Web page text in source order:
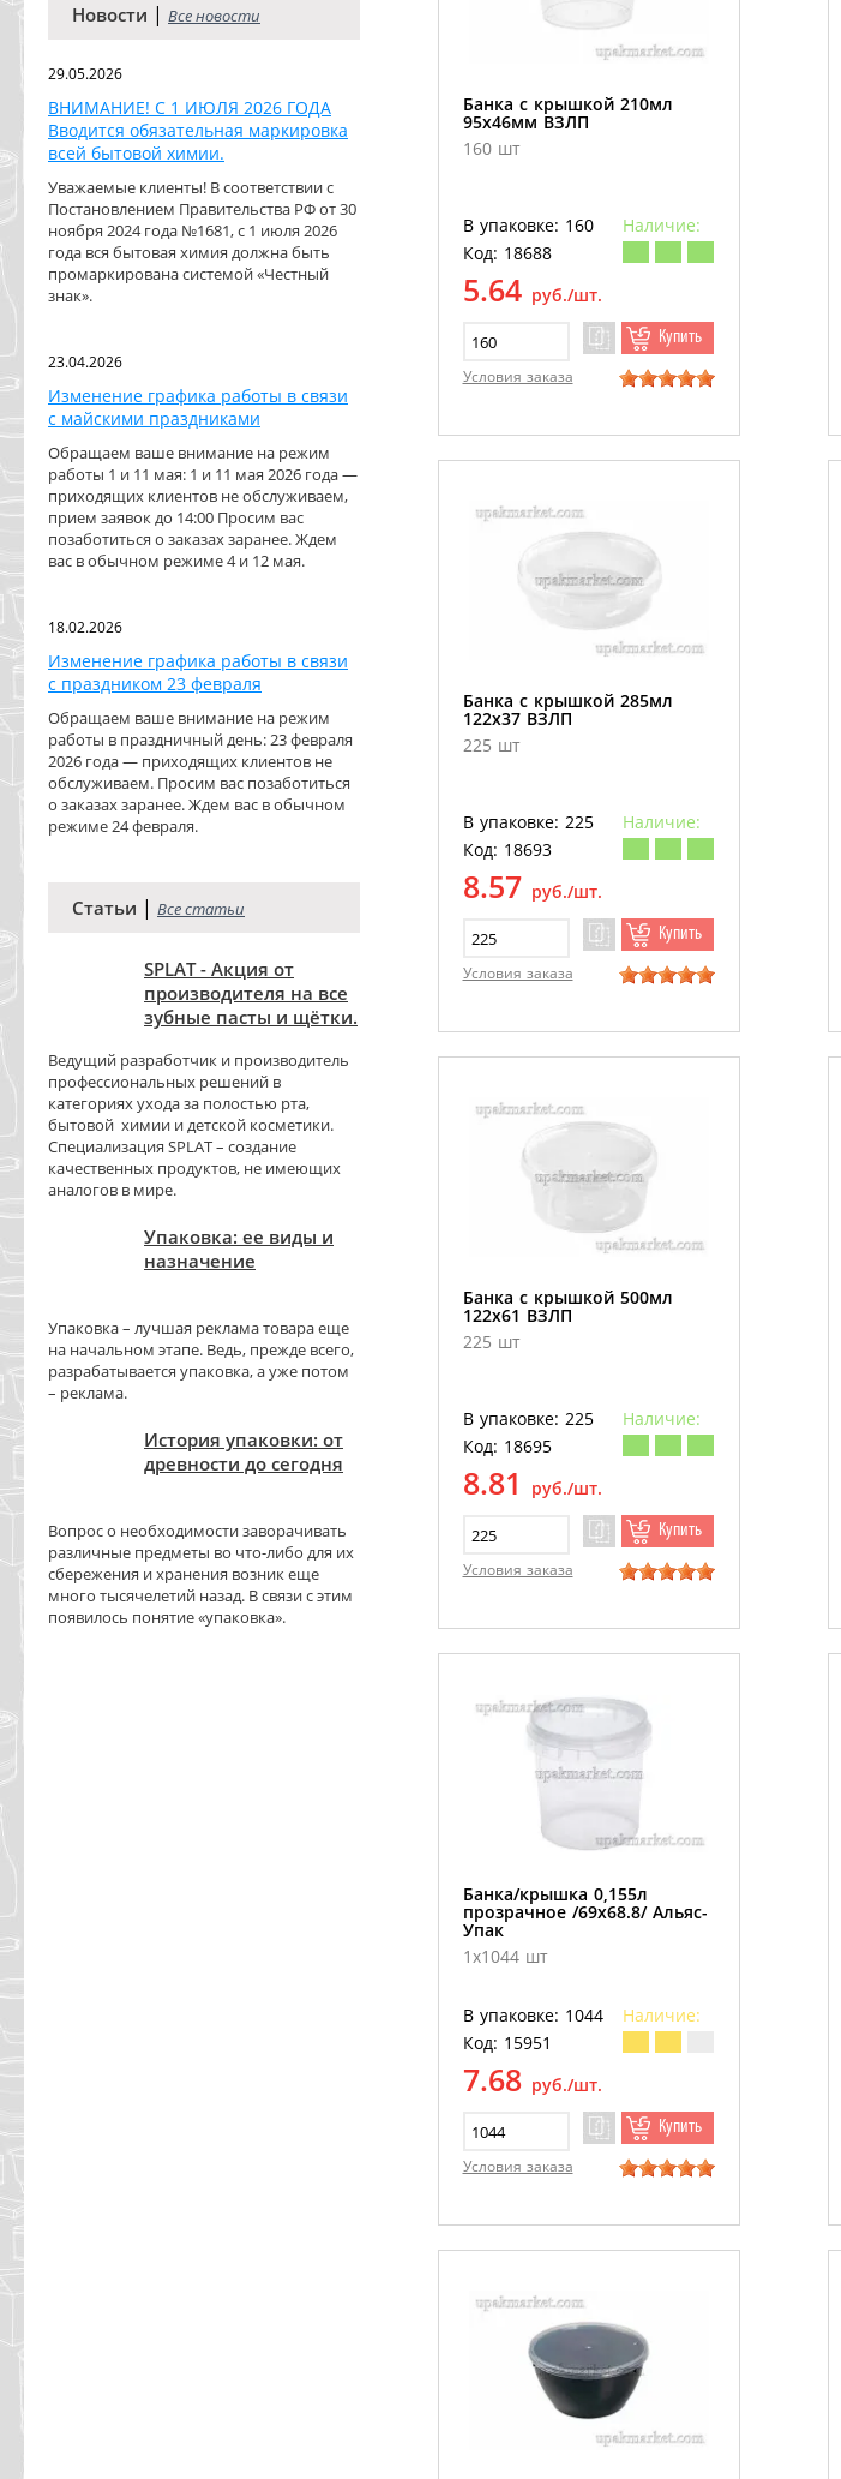
Новости | Все новости
29.05.2026
ВНИМАНИЕ! С 1 ИЮЛЯ 2026 ГОДА
Вводится обязательная маркировка
всей бытовой химии.
Уважаемые клиенты! В соответствии с
Постановлением Правительства РФ от 30
ноября 2024 года №1681, с 1 июля 2026
года вся бытовая химия должна быть
промаркирована системой «Честный
знак».
23.04.2026
Изменение графика работы в связи
с майскими праздниками
Обращаем ваше внимание на режим
работы 1 и 11 мая: 1 и 11 мая 2026 года —
приходящих клиентов не обслуживаем,
прием заявок до 14:00 Просим вас
позаботиться о заказах заранее. Ждем
вас в обычном режиме 4 и 12 мая.
18.02.2026
Изменение графика работы в связи
с праздником 23 февраля
Обращаем ваше внимание на режим
работы в праздничный день: 23 февраля
2026 года — приходящих клиентов не
обслуживаем. Просим вас позаботиться
о заказах заранее. Ждем вас в обычном
режиме 24 февраля.
Статьи | Все статьи
SPLAT - Акция от
производителя на все
зубные пасты и щётки.
Ведущий разработчик и производитель
профессиональных решений в
категориях ухода за полостью рта,
бытовой химии и детской косметики.
Специализация SPLAT – создание
качественных продуктов, не имеющих
аналогов в мире.
Упаковка: ее виды и
назначение
Упаковка – лучшая реклама товара еще
на начальном этапе. Ведь, прежде всего,
разрабатывается упаковка, а уже потом
– реклама.
История упаковки: от
древности до сегодня
Вопрос о необходимости заворачивать
различные предметы во что-либо для их
сбережения и хранения возник еще
много тысячелетий назад. В связи с этим
появилось понятие «упаковка».
Банка с крышкой 210мл
95х46мм ВЗЛП
160 шт
В упаковке: 160
Наличие:
Код: 18688
5.64 руб./шт.
Купить
Условия заказа
Банка с крышкой 285мл
122х37 ВЗЛП
225 шт
В упаковке: 225
Наличие:
Код: 18693
8.57 руб./шт.
Купить
Условия заказа
Банка с крышкой 500мл
122х61 ВЗЛП
225 шт
В упаковке: 225
Наличие:
Код: 18695
8.81 руб./шт.
Купить
Условия заказа
Банка/крышка 0,155л
прозрачное /69х68.8/ Альяс-
Упак
1х1044 шт
В упаковке: 1044
Наличие:
Код: 15951
7.68 руб./шт.
Купить
Условия заказа